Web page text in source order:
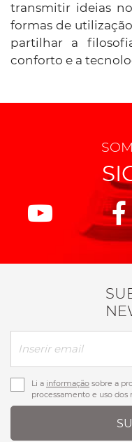
transmitir ideias
formas de
partilhar a
conforto e a
Li a informação sobre a
processamento e uso